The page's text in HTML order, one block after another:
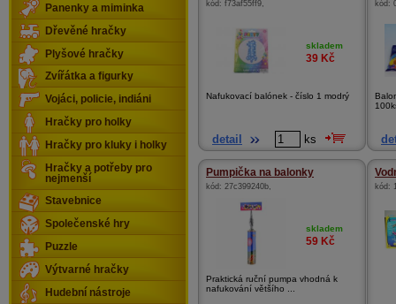
kód: f73af55ff9,
skladem
39 Kč
Nafukovací balónek - číslo 1 modrý
detail ks
kód:
Pumpička na balonky
kód: 27c399240b,
skladem
59 Kč
Praktická ruční pumpa vhodná k
nafukování většího ...
kód:
Panenky a miminka
Dřevěné hračky
Plyšové hračky
Zvířátka a figurky
Vojáci, policie, indiáni
Hračky pro holky
Hračky pro kluky i holky
Hračky a potřeby pro
nejmenší
Stavebnice
Společenské hry
Puzzle
Výtvarné hračky
Hudební nástroje